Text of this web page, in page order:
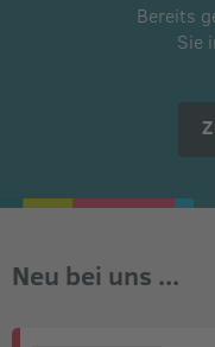
Bereits
Sie
Neu bei uns ...